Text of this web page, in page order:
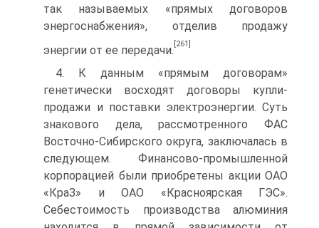
так называемых «прямых договоров
энергоснабжения», отделив продажу
энергии от ее передачи.
[261]
4. К данным «прямым договорам»
генетически восходят договоры купли-
продажи и поставки электроэнергии. Суть
знакового дела, рассмотренного ФАС
Восточно-Сибирского округа, заключалась в
следующем. Финансово-промышленной
корпорацией были приобретены акции ОАО
«КраЗ» и ОАО «Красноярская ГЭС».
Себестоимость производства алюминия